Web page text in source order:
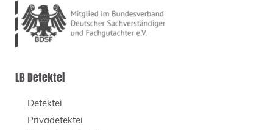
LB Detektei
Detektei
Privadetektei